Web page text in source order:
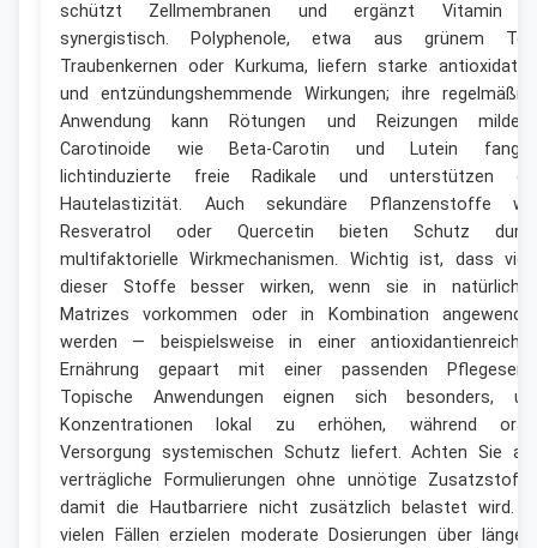
schützt Zellmembranen und ergänzt Vitamin
synergistisch. Polyphenole, etwa aus grünem
Traubenkernen oder Kurkuma, liefern starke
und entzündungshemmende Wirkungen; ihre
Anwendung kann Rötungen und Reizungen
Carotinoide wie Beta-Carotin und Lutein
lichtinduzierte freie Radikale und unterstützen
Hautelastizität. Auch sekundäre Pflanzenstoffe
Resveratrol oder Quercetin bieten Schutz
multifaktorielle Wirkmechanismen. Wichtig ist, dass
dieser Stoffe besser wirken, wenn sie in
Matrizes vorkommen oder in Kombination
werden — beispielsweise in einer
Ernährung gepaart mit einer passenden
Topische Anwendungen eignen sich besonders,
Konzentrationen lokal zu erhöhen, während
Versorgung systemischen Schutz liefert. Achten Sie
verträgliche Formulierungen ohne unnötige
damit die Hautbarriere nicht zusätzlich belastet wird.
vielen Fällen erzielen moderate Dosierungen über